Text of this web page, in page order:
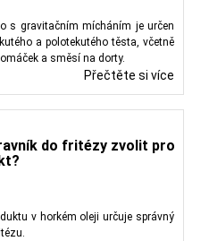
s gravitačním mícháním je určen
a polotekutého těsta, včetně
a směsí na dorty.
Přečtěte si více
do fritézy zvolit pro
v horkém oleji určuje správný